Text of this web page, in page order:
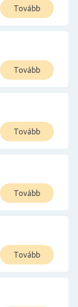
Tovább
Tovább
Tovább
Tovább
Tovább